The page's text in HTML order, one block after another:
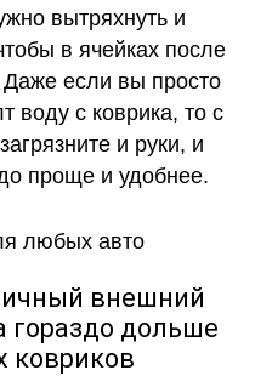
вытряхнуть и
в ячейках после
если вы просто
воду с коврика, то с
и руки, и
проще и удобнее.
внешний
гораздо дольше
ковриков